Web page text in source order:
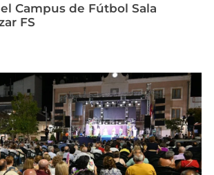
Campus de Fútbol Sala
FS